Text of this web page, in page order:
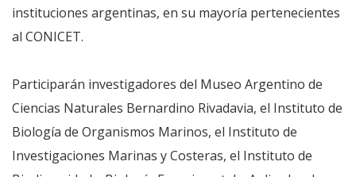
instituciones argentinas, en su mayoría pertenecientes
al CONICET.
Participarán investigadores del Museo Argentino de
Ciencias Naturales Bernardino Rivadavia, el Instituto de
Biología de Organismos Marinos, el Instituto de
Investigaciones Marinas y Costeras, el Instituto de